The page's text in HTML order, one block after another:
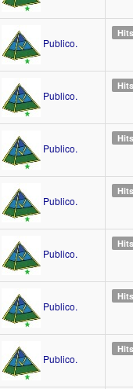
Publico.
Publico.
Publico.
Publico.
Publico.
Publico.
Publico.